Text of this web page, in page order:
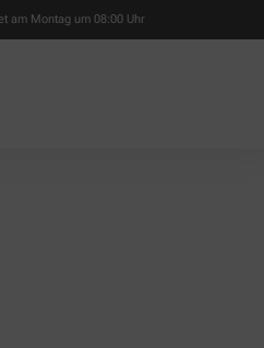
am Montag um 08:00 Uhr